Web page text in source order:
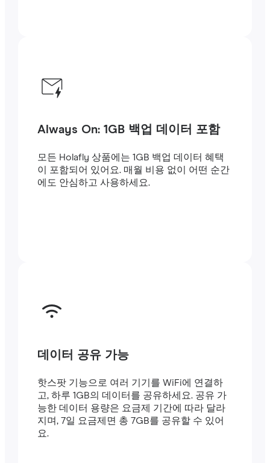
Always On: 1GB 백업 데이터 포함
모든 Holafly 상품에는 1GB 백업 데이터 혜택
이 포함되어 있어요. 매월 비용 없이 어떤 순간
에도 안심하고 사용하세요.
데이터 공유 가능
핫스팟 기능으로 여러 기기를 WiFi에 연결하
고, 하루 1GB의 데이터를 공유하세요. 공유 가
능한 데이터 용량은 요금제 기간에 따라 달라
지며, 7일 요금제면 총 7GB를 공유할 수 있어
요.